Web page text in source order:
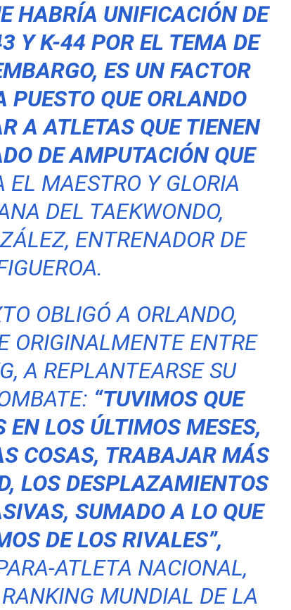
HABRÍA UNIFICACIÓN DE
Y K-44 POR EL TEMA DE
ES UN FACTOR
PUESTO QUE ORLANDO
A ATLETAS QUE TIENEN
DE AMPUTACIÓN QUE
EL MAESTRO Y GLORIA
DEL TAEKWONDO,
ENTRENADOR DE
OBLIGÓ A ORLANDO,
ORIGINALMENTE ENTRE
A REPLANTEARSE SU
“TUVIMOS QUE
EN LOS ÚLTIMOS MESES,
COSAS, TRABAJAR MÁS
LOS DESPLAZAMIENTOS
SUMADO A LO QUE
DE LOS RIVALES”,
ATLETA NACIONAL,
MUNDIAL DE LA